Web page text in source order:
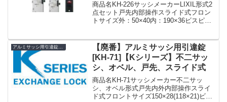
商品名KH-226サッシメーカーLIXIL形式2
点セット戸先内部操作スライド式フロン
トサイズ外：50×40内：190×36ビスピッ
市...
アルミサッシ用引違錠 KH
【廃番】アルミサッシ用引違錠
[KH-71]【Kシリーズ】不二サッ
シ、オベル、戸先、スライド式
商品名KH-71サッシメーカー不二サッ
シ、オベル形式戸先内外内部操作スライ
ド式フロントサイズ150×28(118×21)ビス